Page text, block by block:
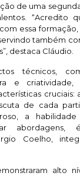
de uma
“Acredito
essa
também
destaca Cláudio.
técnicos,
e
cruciais:
de cada
a
abordagens, é
Coelho,
alto